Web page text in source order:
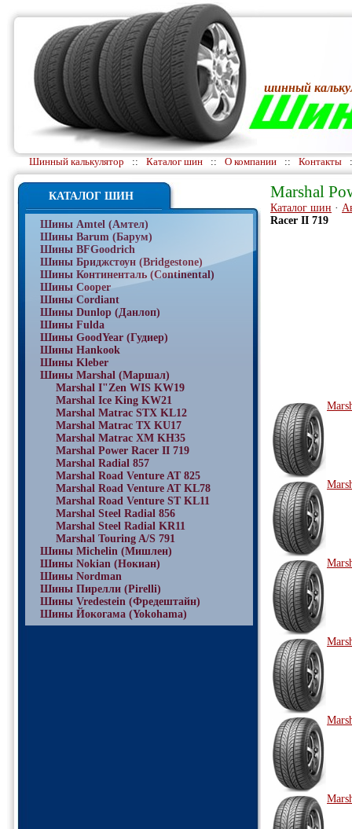
шинный
Шинный калькулятор :: Каталог шин :: О компании :: Контакты
КАТАЛОГ ШИН
Шины Amtel (Амтел)
Шины Barum (Барум)
Шины BFGoodrich
Шины Бриджстоун (Bridgestone)
Шины Континенталь (Continental)
Шины Cooper
Шины Cordiant
Шины Dunlop (Данлоп)
Шины Fulda
Шины GoodYear (Гудиер)
Шины Hankook
Шины Kleber
Шины Marshal (Маршал)
Marshal I"Zen WIS KW19
Marshal Ice King KW21
Marshal Matrac STX KL12
Marshal Matrac TX KU17
Marshal Matrac XM KH35
Marshal Power Racer II 719
Marshal Radial 857
Marshal Road Venture AT 825
Marshal Road Venture AT KL78
Marshal Road Venture ST KL11
Marshal Steel Radial 856
Marshal Steel Radial KR11
Marshal Touring A/S 791
Шины Michelin (Мишлен)
Шины Nokian (Нокиан)
Шины Nordman
Шины Пирелли (Pirelli)
Шины Vredestein (Фредештайн)
Шины Йокогама (Yokohama)
Marshal
Каталог шин ·
Racer II 719